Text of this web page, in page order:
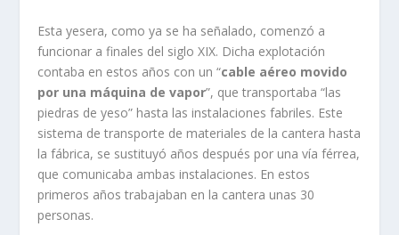
Esta yesera, como ya se ha señalado, comenzó a
funcionar a finales del siglo XIX. Dicha explotación
contaba en estos años con un “cable aéreo movido
por una máquina de vapor”, que transportaba “las
piedras de yeso” hasta las instalaciones fabriles. Este
sistema de transporte de materiales de la cantera hasta
la fábrica, se sustituyó años después por una vía férrea,
que comunicaba ambas instalaciones. En estos
primeros años trabajaban en la cantera unas 30
personas.